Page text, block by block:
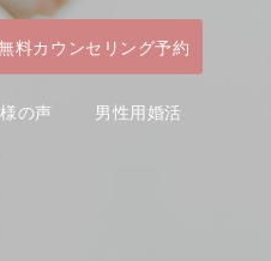
料カウンセリング予約
の声 男性用婚活